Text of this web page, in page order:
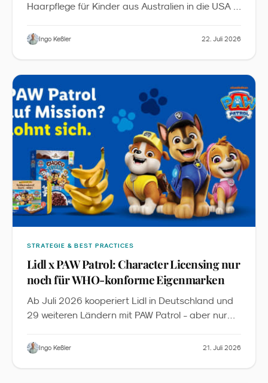
Haarpflege für Kinder aus Australien in die USA -
Zubehör. Aus Sicht des Familienmarketings ist
zwischen Babypflege und Erwachsenen-Beauty
wird.
Ingo Keßler 22. Juli 2026
STRATEGIE & BEST PRACTICES
Lidl x PAW Patrol: Character Licensing nur
noch für WHO-konforme Eigenmarken
Ab Juli 2026 kooperiert Lidl in Deutschland und
29 weiteren Ländern mit PAW Patrol - aber nur
Gemüse, die die WHO-Nährwertkriterien und
Ingo Keßler 21. Juli 2026